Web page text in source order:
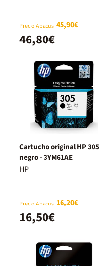
Precio Abacus 45,90€
46,80€
Cartucho original HP 305
negro - 3YM61AE
HP
Precio Abacus 16,20€
16,50€